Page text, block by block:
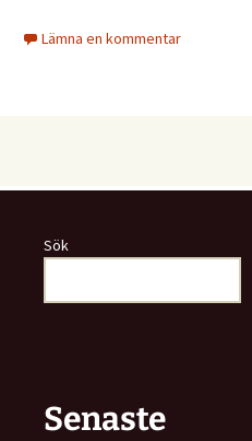
Lämna en kommentar
Sök
Senaste